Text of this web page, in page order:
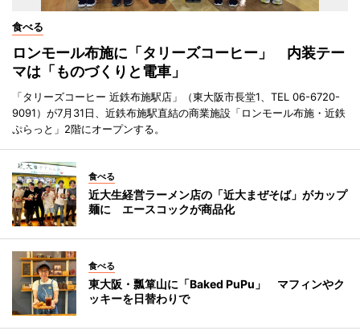
食べる
ロンモール布施に「タリーズコーヒー」 内装テー
マは「ものづくりと電車」
「タリーズコーヒー 近鉄布施駅店」（東大阪市長堂1、TEL 06-6720-
9091）が7月31日、近鉄布施駅直結の商業施設「ロンモール布施・近鉄
ぷらっと」2階にオープンする。
食べる
近大生経営ラーメン店の「近大まぜそば」がカップ
麺に エースコックが商品化
食べる
東大阪・瓢箪山に「Baked PuPu」 マフィンやク
ッキーを日替わりで